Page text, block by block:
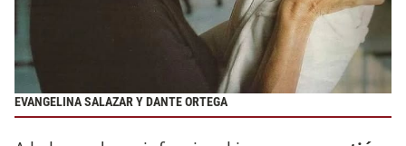
EVANGELINA SALAZAR Y DANTE ORTEGA